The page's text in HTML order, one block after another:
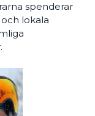
spenderar
lokala